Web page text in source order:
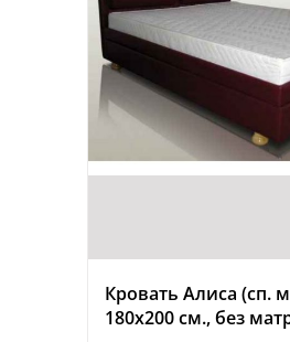
Кровать Алиса (сп.
180х200 см., без